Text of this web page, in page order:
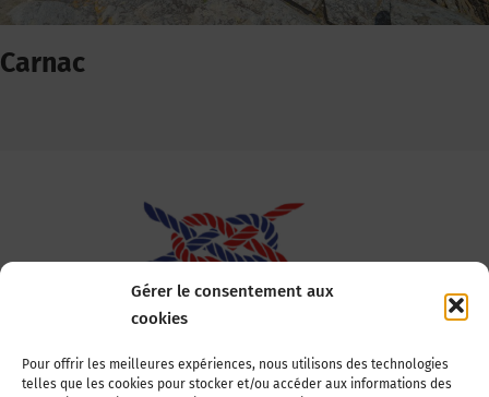
Gérer le consentement aux
cookies
Pour offrir les meilleures expériences, nous utilisons des technologies
telles que les cookies pour stocker et/ou accéder aux informations des
Carnac
Association Nationale des Elus des Littoraux
22, boulevard de la Tour-Maubourg